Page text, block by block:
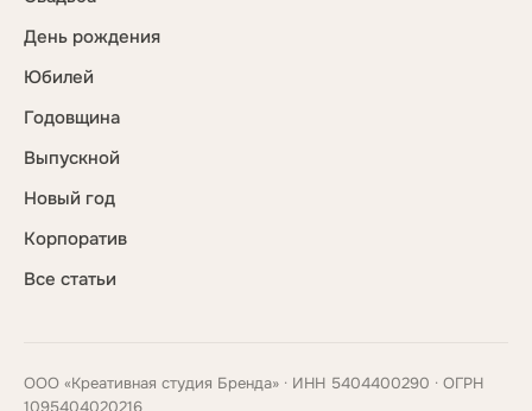
День рождения
Юбилей
Годовщина
Выпускной
Новый год
Корпоратив
Все статьи
ООО «Креативная студия Бренда» · ИНН 5404400290 · ОГРН
1095404020216